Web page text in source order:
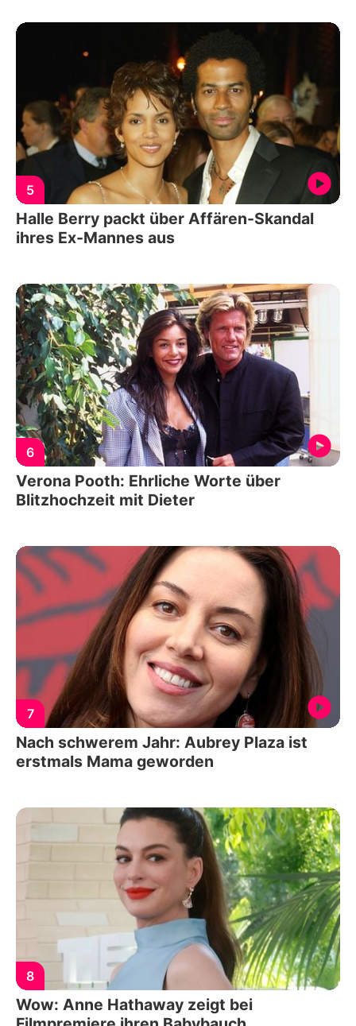
5
Halle Berry packt über Affären-Skandal
ihres Ex-Mannes aus
6
Verona Pooth: Ehrliche Worte über
Blitzhochzeit mit Dieter
7
Nach schwerem Jahr: Aubrey Plaza ist
erstmals Mama geworden
8
Wow: Anne Hathaway zeigt bei